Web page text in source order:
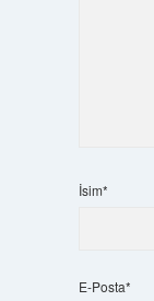
İsim*
E-Posta*